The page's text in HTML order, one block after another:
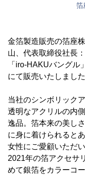
箔
金箔製造販売の箔座
山、代表取締役社長
「iro-HAKUバング
にて販売いたしました
当社のシンボリック
透明なアクリルの内
逸品。箔本来の美し
に身に着けられると
女性にご愛顧いただ
2021年の箔アクセサ
めて銀箔をカラーコ